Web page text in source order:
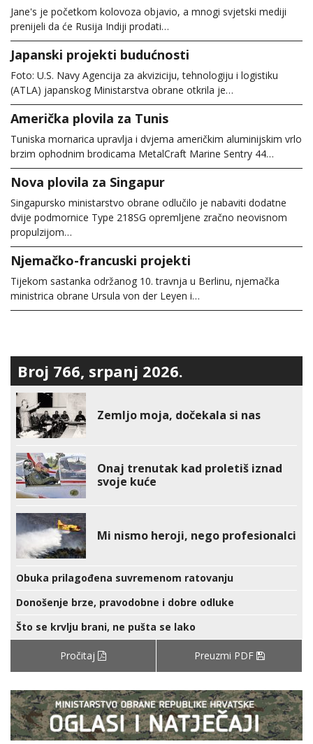
Jane's je početkom kolovoza objavio, a mnogi svjetski mediji
prenijeli da će Rusija Indiji prodati…
Japanski projekti budućnosti
Foto: U.S. Navy Agencija za akviziciju, tehnologiju i logistiku
(ATLA) japanskog Ministarstva obrane otkrila je…
Američka plovila za Tunis
Tuniska mornarica upravlja i dvjema američkim aluminijskim vrlo
brzim ophodnim brodicama MetalCraft Marine Sentry 44…
Nova plovila za Singapur
Singapursko ministarstvo obrane odlučilo je nabaviti dodatne
dvije podmornice Type 218SG opremljene zračno neovisnom
propulzijom…
Njemačko-francuski projekti
Tijekom sastanka održanog 10. travnja u Berlinu, njemačka
ministrica obrane Ursula von der Leyen i…
Broj 766, srpanj 2026.
Zemljo moja, dočekala si nas
Onaj trenutak kad proletiš iznad
svoje kuće
Mi nismo heroji, nego profesionalci
Obuka prilagođena suvremenom ratovanju
Donošenje brze, pravodobne i dobre odluke
Što se krvlju brani, ne pušta se lako
Pročitaj Preuzmi PDF